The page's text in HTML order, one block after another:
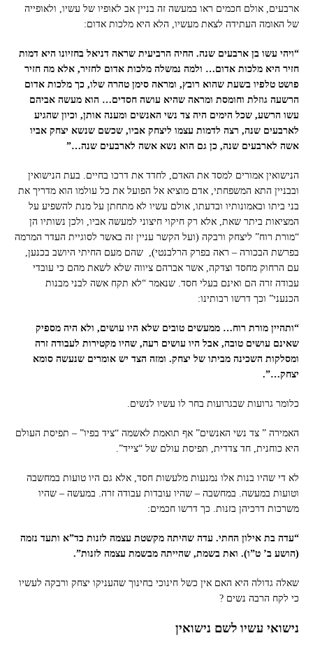
ארבעים, אולם חכמים ראו במעשה זה בניין אב לאופיו של עשיו, ולאופייה
של האומה העתידה לצאת מעשיו, הלא היא מלכות אדום:
“ויהי עשו בן ארבעים שנה. החיה הרביעית שראה דניאל בחזיונו היא דמות
חזיר היא מלכות אדום… ולמה נמשלה מלכות אדום לחזיר, אלא מה חזיר
פושט טלפיו בשעת שהוא רובץ, ומראה סימן טהרה שלו, כך מלכות אדום
הרשעה גוזלת וחומסת ומראה שהיא עושה חסדים… הוא מעשה אביהם
עשו הרשע, שכל הימים היה צד נשי האנשים ומענה אותן, וכיון שהגיע
לארבעים שנה, רצה לדמות עצמו ליצחק אביו, שכשם שנשא יצחק אביו
אשה לארבעים שנה, כן גם הוא נשא אשה לארבעים שנה…”
הנישואין אמורים למסד את האדם, לחדד את דרכו בחיים. בעת הנישואין
ובבניין התא המשפחתי, אדם מוציא אל הפועל את כל עולמו הוא מדריך את
בני ביתו ובאמונותיו ובדעתו, אולם עשיו לא מתחתן על מנת להשפיע על
המציאות ביתר שאת, אלא רק חיקוי חיצוני למעשה אביו, ולכן נשותיו הן
“מורת רוח” ליצחק ורבקה (ועל הקשר עניין זה באשר לסוגיית העדר המרמה
בפרשת הבכורה – ראה בפרק הרלבנטי), שהם מעם החיתי היושב בכנען,
עם הרחוק מחסד וצדקה, אשר אברהם ציווה שלא לשאת מהם כי עובדי
עבודה זרה הם ואינם בעלי חסד. שנאמר “לא תקח אשה לבני מבנות
הכנעני” וכך דרשו רבותינו:
“ותהיין מורת רוח… ממעשים טובים שלא היו עושים, ולא היה מספיק
שאינם עושים טובה, אבל היו עושים רעה, שהיו מקטירות לעבודה זרה
ומסלקות השכינה מביתו של יצחק. ומזה הצד יש אומרים שנעשה סומא
יצחק…”.
כלומר גרועות שבגרועות בחר לו עשיו לנשים.
האמירה ” צד נשי האנשים” אף תואמת לאשמה “ציד בפיו” – תפיסת העולם
היא כוחנית, חד צדדית, תפיסת עולם של “צייד”.
לא די שהיו בנות אלו נמנעות מלעשות חסד, אלא גם היו טועות במחשבה
וטועות במעשה. במחשבה – שהיו עובדות עבודה זרה. במעשה – שהיו
משרכות דרכיהן בזנות. כך דרשו חכמים:
“עדה בת אילון החתי. עדה שהיתה מקשטת עצמה לזנות כד”א ותעד נזמה
(הושע ב’ ט”ו). ואת בשמת, שהייתה מבשמת עצמה לזנות”.
שאלה גדולה היא האם אין כשל חינוכי בחינוך שהעניקו יצחק ורבקה לעשיו
כי לקח הרבה נשים ?
נישואי עשיו לשם נישואין